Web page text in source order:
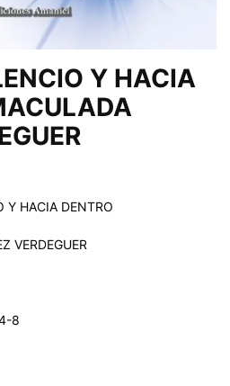
Y HACIA
Y HACIA DENTRO
VERDEGUER
8